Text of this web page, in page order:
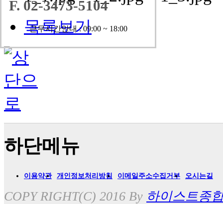
F. 02-3473-5104
근무시간안내 : 09:00 ~ 18:00
목록보기
하단메뉴
이용약관 개인정보처리방침 이메일주소수집거부 오시는길
COPY RIGHT(C) 2016 By 하이스트종